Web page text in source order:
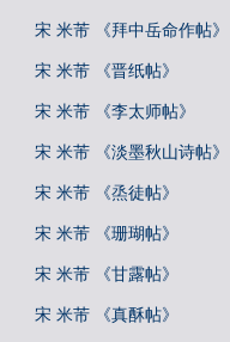
宋 米芾 《拜中岳命作帖》
宋 米芾 《晋纸帖》
宋 米芾 《李太师帖》
宋 米芾 《淡墨秋山诗帖》
宋 米芾 《烝徒帖》
宋 米芾 《珊瑚帖》
宋 米芾 《甘露帖》
宋 米芾 《真酥帖》